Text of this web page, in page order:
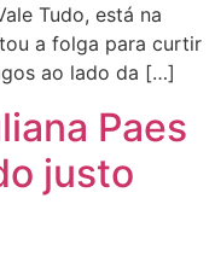
Tudo, está na
a folga para curtir
ao lado da […]
Paes
justo